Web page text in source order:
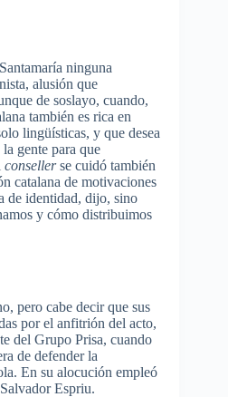
Santamaría ninguna
, alusión que
de soslayo, cuando,
también es rica en
lingüísticas, y que desea
la gente para que
consellerse cuidó también
catalana de motivaciones
de identidad, dijo, sino
y cómo distribuimos
, pero cabe decir que sus
porel anfitrión del acto,
del Grupo Prisa, cuando
de defender la
. En su alocución empleó
Espriu.